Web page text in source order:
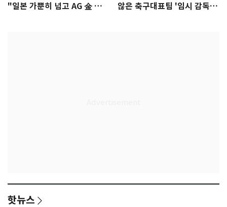
"일본 가뿐히 넘고 AG 金 따겠
않은 축구대표팀 '임시 감독'
핫뉴스